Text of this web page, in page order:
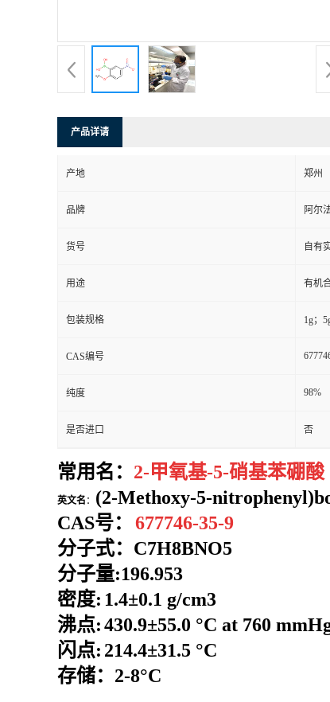
产品详请
产地 郑州
品牌 阿尔
货号 自有
用途 有机
包装规格 1g；
CAS编号
纯度 98%
是否进口 否
常用名： 2-甲氧基-5-硝基苯硼酸
英文名 ： (2-Methoxy-5-
CAS号：
677746-35-9
分子式： C7H8BNO5
分子量:196.953
密度: 1.4±0.1 g/cm3
沸点:430.9±55.0 °C at 760
闪点: 214.4±31.5 °C
存储：2-8°C